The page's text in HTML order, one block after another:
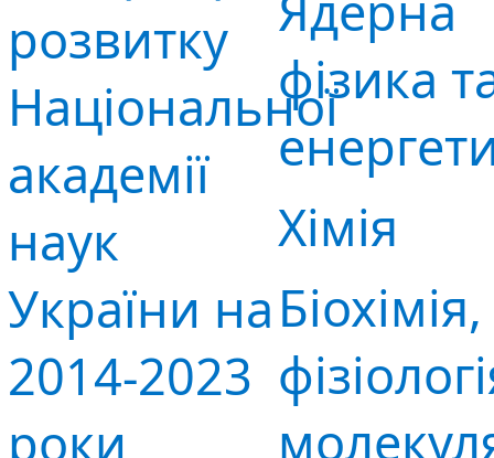
розвитку
Національної
академії
наук
України на
2014-2023
роки
фізика
Хімія
Біохімія,